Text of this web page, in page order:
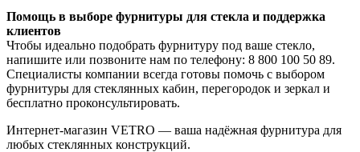
Помощь в выборе фурнитуры для стекла и поддержка
клиентов
Чтобы идеально подобрать фурнитуру под ваше стекло,
напишите или позвоните нам по телефону: 8 800 100 50 89.
Специалисты компании всегда готовы помочь с выбором
фурнитуры для стеклянных кабин, перегородок и зеркал и
бесплатно проконсультировать.
Интернет-магазин VETRO — ваша надёжная фурнитура для
любых стеклянных конструкций.